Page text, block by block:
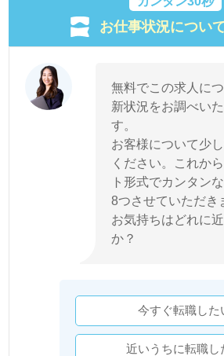
お仕事状況につい
無料でこの求人に
新状況をお調べい
す。
お客様について少
ください。これか
ト形式でカンタン
8つさせていただき
お気持ちはどれに
か？
今すぐ転職した
近いうちに転職し